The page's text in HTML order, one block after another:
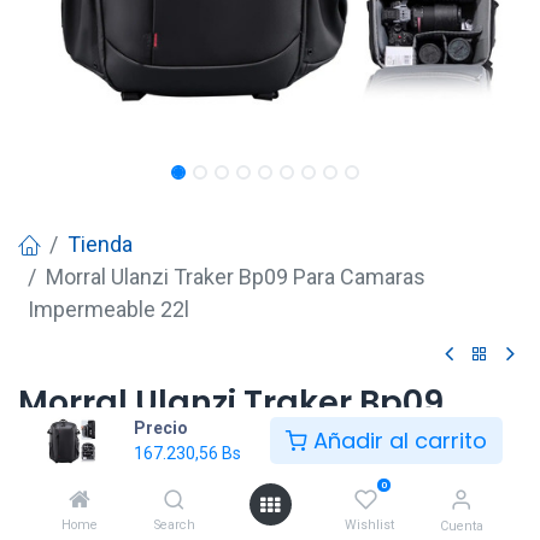
Precio
167.230,56 Bs Añadir al carrito
Home Search
0
Wishlist Cuenta
Tienda
Morral Ulanzi Traker Bp09 Para Camaras
Impermeable 22l
Morral Ulanzi Traker Bp09
Para Camaras Impermeable
22l